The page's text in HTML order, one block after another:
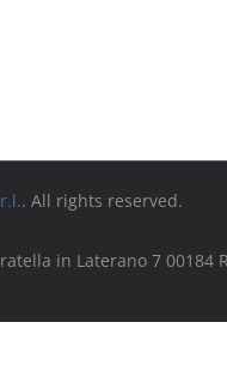
. All rights reserved.
in Laterano 7 00184